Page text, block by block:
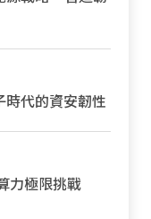
時代的資安韌性
極限挑戰